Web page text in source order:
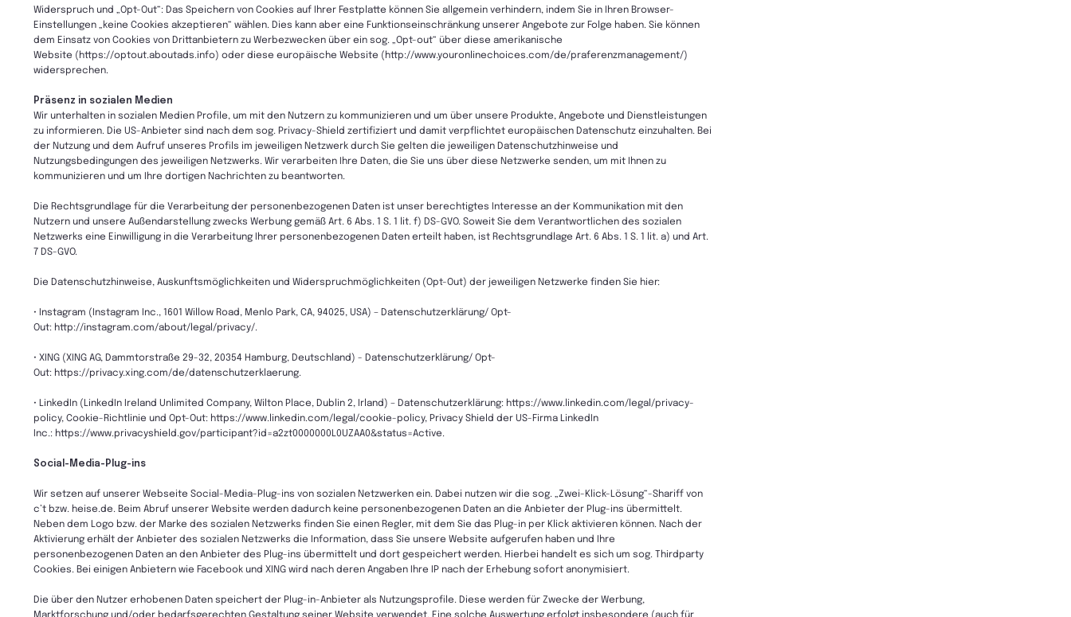
Widerspruch und „Opt-Out“: Das Speichern von Cookies auf Ihrer Festplatte können Sie allgemein verhindern, indem Sie in Ihren Browser-
Einstellungen „keine Cookies akzeptieren“ wählen. Dies kann aber eine Funktionseinschränkung unserer Angebote zur Folge haben. Sie können
dem Einsatz von Cookies von Drittanbietern zu Werbezwecken über ein sog. „Opt-out“ über diese amerikanische
Website (https://optout.aboutads.info) oder diese europäische Website (http://www.youronlinechoices.com/de/praferenzmanagement/)
widersprechen.
Präsenz in sozialen Medien
Wir unterhalten in sozialen Medien Profile, um mit den Nutzern zu kommunizieren und um über unsere Produkte, Angebote und Dienstleistungen
zu informieren. Die US-Anbieter sind nach dem sog. Privacy-Shield zertifiziert und damit verpflichtet europäischen Datenschutz einzuhalten. Bei
der Nutzung und dem Aufruf unseres Profils im jeweiligen Netzwerk durch Sie gelten die jeweiligen Datenschutzhinweise und
Nutzungsbedingungen des jeweiligen Netzwerks. Wir verarbeiten Ihre Daten, die Sie uns über diese Netzwerke senden, um mit Ihnen zu
kommunizieren und um Ihre dortigen Nachrichten zu beantworten.
Die Rechtsgrundlage für die Verarbeitung der personenbezogenen Daten ist unser berechtigtes Interesse an der Kommunikation mit den
Nutzern und unsere Außendarstellung zwecks Werbung gemäß Art. 6 Abs. 1 S. 1 lit. f) DS-GVO. Soweit Sie dem Verantwortlichen des sozialen
Netzwerks eine Einwilligung in die Verarbeitung Ihrer personenbezogenen Daten erteilt haben, ist Rechtsgrundlage Art. 6 Abs. 1 S. 1 lit. a) und Art.
7 DS-GVO.
Die Datenschutzhinweise, Auskunftsmöglichkeiten und Widerspruchmöglichkeiten (Opt-Out) der jeweiligen Netzwerke finden Sie hier:
• Instagram (Instagram Inc., 1601 Willow Road, Menlo Park, CA, 94025, USA) – Datenschutzerklärung/ Opt-
Out: http://instagram.com/about/legal/privacy/.
• XING (XING AG, Dammtorstraße 29-32, 20354 Hamburg, Deutschland) - Datenschutzerklärung/ Opt-
Out: https://privacy.xing.com/de/datenschutzerklaerung.
• LinkedIn (LinkedIn Ireland Unlimited Company, Wilton Place, Dublin 2, Irland) – Datenschutzerklärung: https://www.linkedin.com/legal/privacy-
policy, Cookie-Richtlinie und Opt-Out: https://www.linkedin.com/legal/cookie-policy, Privacy Shield der US-Firma LinkedIn
Inc.: https://www.privacyshield.gov/participant?id=a2zt0000000L0UZAA0&status=Active.
Social-Media-Plug-ins
Wir setzen auf unserer Webseite Social-Media-Plug-ins von sozialen Netzwerken ein. Dabei nutzen wir die sog. „Zwei-Klick-Lösung“-Shariff von
c’t bzw. heise.de. Beim Abruf unserer Website werden dadurch keine personenbezogenen Daten an die Anbieter der Plug-ins übermittelt.
Neben dem Logo bzw. der Marke des sozialen Netzwerks finden Sie einen Regler, mit dem Sie das Plug-in per Klick aktivieren können. Nach der
Aktivierung erhält der Anbieter des sozialen Netzwerks die Information, dass Sie unsere Website aufgerufen haben und Ihre
personenbezogenen Daten an den Anbieter des Plug-ins übermittelt und dort gespeichert werden. Hierbei handelt es sich um sog. Thirdparty
Cookies. Bei einigen Anbietern wie Facebook und XING wird nach deren Angaben Ihre IP nach der Erhebung sofort anonymisiert.
Die über den Nutzer erhobenen Daten speichert der Plug-in-Anbieter als Nutzungsprofile. Diese werden für Zwecke der Werbung,